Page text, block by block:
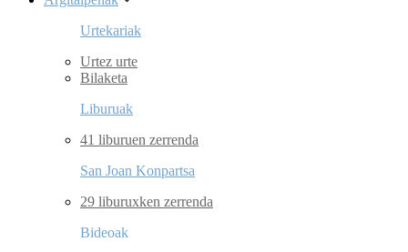
Urtekariak
Urtez urte
Bilaketa
Liburuak
41 liburuen zerrenda
San Joan Konpartsa
29 liburuxken zerrenda
Bideoak